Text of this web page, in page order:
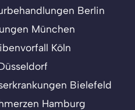
Berlin
München
Köln
Bielefeld
Hamburg